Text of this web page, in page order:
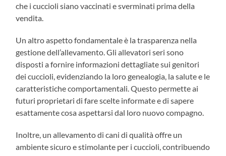
che i cuccioli siano vaccinati e sverminati prima della
vendita.
Un altro aspetto fondamentale è la trasparenza nella
gestione dell’allevamento. Gli allevatori seri sono
disposti a fornire informazioni dettagliate sui genitori
dei cuccioli, evidenziando la loro genealogia, la salute e le
caratteristiche comportamentali. Questo permette ai
futuri proprietari di fare scelte informate e di sapere
esattamente cosa aspettarsi dal loro nuovo compagno.
Inoltre, un allevamento di cani di qualità offre un
ambiente sicuro e stimolante per i cuccioli, contribuendo